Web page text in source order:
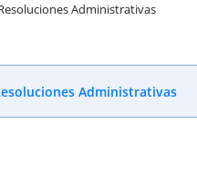
Administrativas
Administrativas